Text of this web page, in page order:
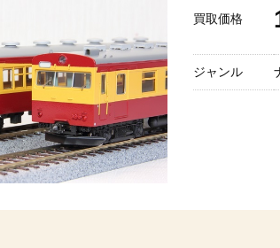
買取価格
ジャンル